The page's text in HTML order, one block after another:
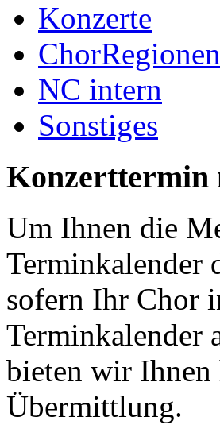
Konzerte
ChorRegionen
NC intern
Sonstiges
Konzerttermin
Um Ihnen die
Terminkalender
sofern Ihr Chor
Terminkalender
bieten wir
Übermittlung.